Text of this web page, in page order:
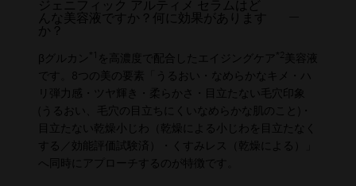
ジェニフィック アルティメ セラムはど
んな美容液ですか？何に効果があります
か？
βグルカン を高濃度で配合したエイジングケア *2 美容液
です。8つの美の要素「うるおい・なめらかなキメ・ハ
リ弾力感・ツヤ輝き・柔らかさ・目立たない毛穴印象
(うるおい、毛穴の目立ちにくいなめらかな肌のこと)・
目立たない乾燥小じわ（乾燥による小じわを目立たなく
する／効能評価試験済）・くすみレス（乾燥による）」
へ同時にアプローチするのが特徴です。